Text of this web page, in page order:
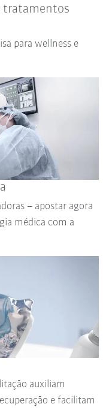
tratamentos
para wellness e
– apostar agora
médica com a
auxiliam
e facilitam